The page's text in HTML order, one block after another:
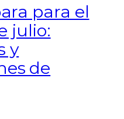
para el
julio:
y
de